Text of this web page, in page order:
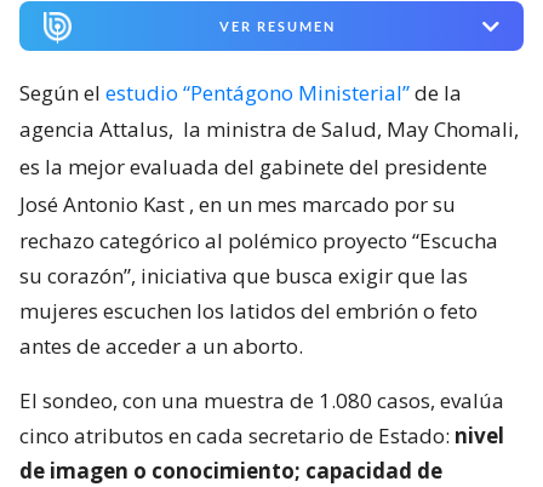
VER RESUMEN
Según el estudio “Pentágono Ministerial”de la
agencia Attalus, la ministra de Salud, May Chomali,
es la mejor evaluada del gabinete del presidente
José Antonio Kast , en un mes marcado por su
rechazo categórico al polémico proyecto “Escucha
su corazón”, iniciativa que busca exigir que las
mujeres escuchen los latidos del embrión o feto
antes de acceder a un aborto.
El sondeo, con una muestra de 1.080 casos, evalúa
cinco atributos en cada secretario de Estado: nivel
de imagen o conocimiento; capacidad de